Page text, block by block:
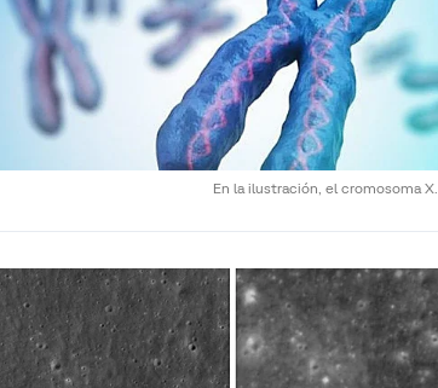
En la ilustración, el cromosoma X.